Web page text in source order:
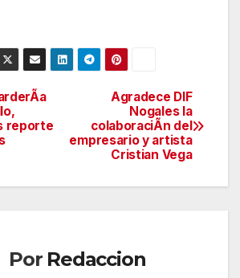
Agradece DIF
Nogales la
colaboraciÃn del
empresario y artista
Cristian Vega
reporte
Por Redaccion